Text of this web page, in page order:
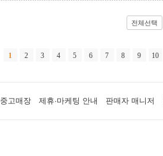
전체선택
1 2 3 4 5 6 7 8 9 10
중고매장 제휴·마케팅 안내 판매자 매니저